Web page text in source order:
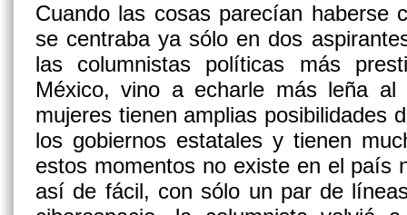
Cuando las cosas parecían haberse
se centraba ya sólo en dos
las columnistas políticas más
México, vino a echarle más leña al
mujeres tienen amplias posibilidades
los gobiernos estatales y tienen
estos momentos no existe en el país
así de fácil, con sólo un par de